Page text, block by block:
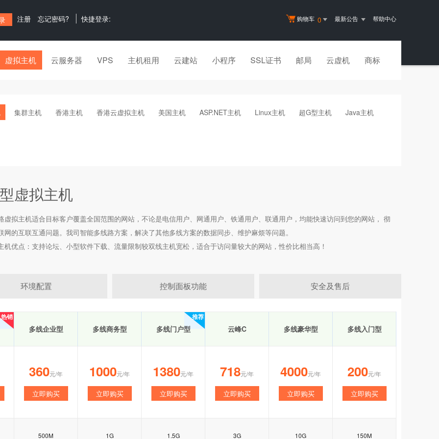
购物车 0 最新公告 帮助中心
注册 忘记密码? 快捷登录:
虚拟主机 云服务器 VPS 主机租用 云建站 小程序 SSL证书 邮局 云虚机 商标
集群主机 香港主机 香港云虚拟主机 美国主机 ASP.NET主机 Linux主机 超G型主机 Java主机
虚拟主机
虚拟主机适合目标客户覆盖全国范围的网站，不论是电信用户、网通用户、铁通用户、联通用户，均能快速访问到您的网站， 彻
网的互联互通问题。我司智能多线路方案，解决了其他多线方案的数据同步、维护麻烦等问题。
机优点：支持论坛、小型软件下载、流量限制较双线主机宽松，适合于访问量较大的网站，性价比相当高！
环境配置 控制面板功能 安全及售后
热销
多线企业型 多线商务型
推荐
多线门户型 云峰C 多线豪华型 多线入门型
360元/年
立即购买
1000元/年
立即购买
1380元/年
立即购买
718元/年
立即购买
4000元/年
立即购买
200元/年
立即购买
500M 1G 1.5G 3G 10G 150M